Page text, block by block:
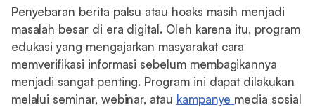
Penyebaran berita palsu atau hoaks masih menjadi
masalah besar di era digital. Oleh karena itu, program
edukasi yang mengajarkan masyarakat cara
memverifikasi informasi sebelum membagikannya
menjadi sangat penting. Program ini dapat dilakukan
melalui seminar, webinar, atau kampanye media sosial